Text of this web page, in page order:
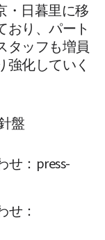
・日暮里に移
おり、パート
タッフも増員
強化していく
盤
せ：press-
せ：